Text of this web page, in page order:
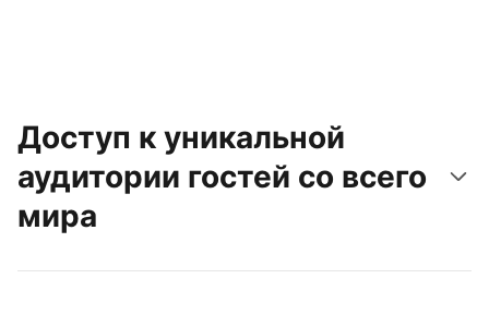
Доступ к уникальной
аудитории гостей со всего
мира